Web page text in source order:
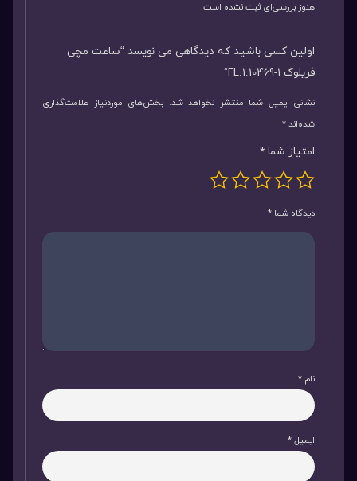
هنوز بررسی‌ای ثبت نشده است.
اولین کسی باشید که دیدگاهی می نویسد “ساعت مچی
فریلوک FL.1.10469-1”
نشانی ایمیل شما منتشر نخواهد شد. بخش‌های موردنیاز علامت‌گذاری
شده‌اند*
امتیاز شما *
دیدگاه شما *
نام *
ایمیل*